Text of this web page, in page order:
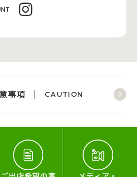
事項 CAUTION